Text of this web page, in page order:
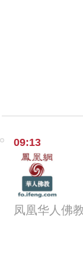
09:13
凤凰华人佛